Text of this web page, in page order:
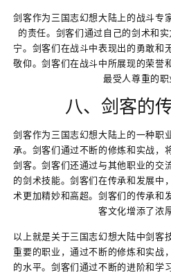
剑客作为三国志幻想大陆上的战斗专
的责任。剑客们通过自己的剑术和
宁。剑客们在战斗中表现出的勇敢和
敬仰。剑客们在战斗中所展现的荣誉
最受人尊重的职
八、剑客的
剑客作为三国志幻想大陆上的一种职
承。剑客们通过不断的修炼和实战，
剑客。剑客们还通过与其他职业的交
的剑术技能。剑客们在传承和发展中
术更加精妙和高超。剑客们的传承和
客文化增添了浓
以上就是关于三国志幻想大陆中剑客
重要的职业，通过不断的修炼和实战
的水平。剑客们通过不断的进阶和学